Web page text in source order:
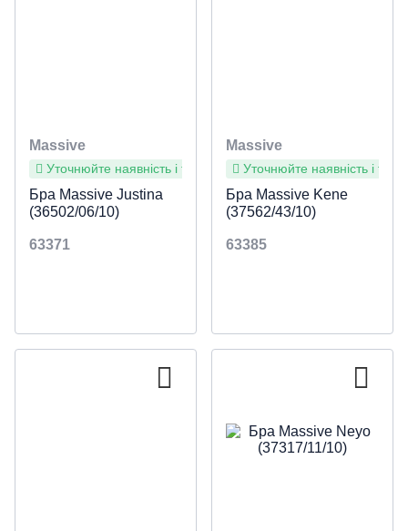
Massive
Уточнюйте наявність і терміни
Бра Massive Justina
(36502/06/10)
63371
Massive
Уточнюйте наявність і
Бра Massive Kene
(37562/43/10)
63385